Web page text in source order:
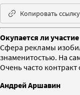
Копировать ссылку
Окупается ли
Сфера рекламы
знаменитостью. На
Очень часто
Андрей Аршавин